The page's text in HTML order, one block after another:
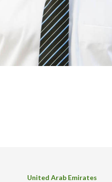
United Arab Emirates